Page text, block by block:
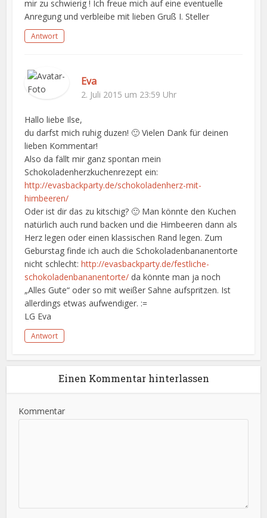
mir zu schwierig ! Ich freue mich auf eine eventuelle
Anregung und verbleibe mit lieben Gruß I. Steller
Antwort
Eva
2. Juli 2015 um 23:59 Uhr
Hallo liebe Ilse,
du darfst mich ruhig duzen! 🙂 Vielen Dank für deinen
lieben Kommentar!
Also da fällt mir ganz spontan mein
Schokoladenherzkuchenrezept ein:
http://evasbackparty.de/schokoladenherz-mit-
himbeeren/
Oder ist dir das zu kitschig? 🙂 Man könnte den Kuchen
natürlich auch rund backen und die Himbeeren dann als
Herz legen oder einen klassischen Rand legen. Zum
Geburstag finde ich auch die Schokoladenbananentorte
nicht schlecht:http://evasbackparty.de/festliche-
schokoladenbananentorte/ da könnte man ja noch
„Alles Gute“ oder so mit weißer Sahne aufspritzen. Ist
allerdings etwas aufwendiger. :=
LG Eva
Antwort
Einen Kommentar hinterlassen
Kommentar